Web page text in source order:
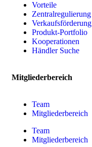
Vorteile
Zentralregulierung
Verkaufsförderung
Produkt-Portfolio
Kooperationen
Händler Suche
Mitgliederbereich
Team
Mitgliederbereich
Team
Mitgliederbereich